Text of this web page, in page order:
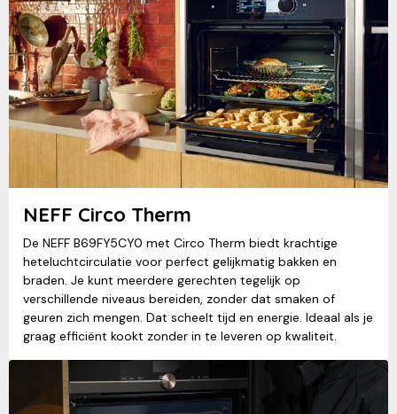
NEFF Circo Therm
De NEFF B69FY5CY0 met Circo Therm biedt krachtige
heteluchtcirculatie voor perfect gelijkmatig bakken en
braden. Je kunt meerdere gerechten tegelijk op
verschillende niveaus bereiden, zonder dat smaken of
geuren zich mengen. Dat scheelt tijd en energie. Ideaal als je
graag efficiënt kookt zonder in te leveren op kwaliteit.